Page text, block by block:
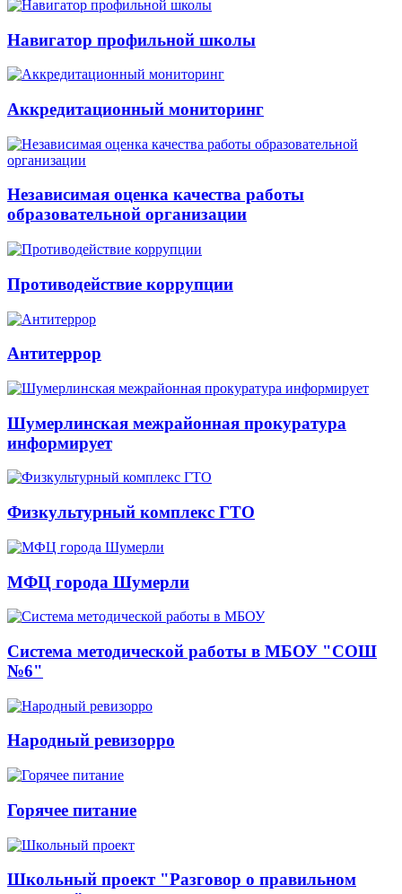
Навигатор профильной школы
Аккредитационный мониторинг
Независимая оценка качества работы
образовательной организации
Противодействие коррупции
Антитеррор
Шумерлинская межрайонная прокуратура
информирует
Физкультурный комплекс ГТО
МФЦ города Шумерли
Система методической работы в МБОУ "СОШ
№6"
Народный ревизорро
Горячее питание
Школьный проект "Разговор о правильном